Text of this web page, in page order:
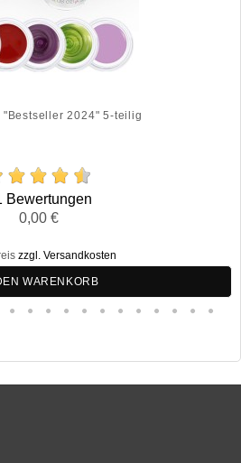
"Bestseller 2024" 5-teilig
Bewertungen
0,00 €
zzgl. Versandkosten
WARENKORB